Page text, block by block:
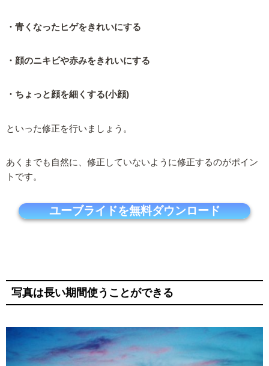
・青くなったヒゲをきれいにする
・顔のニキビや赤みをきれいにする
・ちょっと顔を細くする(小顔)
といった修正を行いましょう。
あくまでも自然に、修正していないように修正するのがポイン
トです。
ユーブライドを無料ダウンロード
写真は長い期間使うことができる